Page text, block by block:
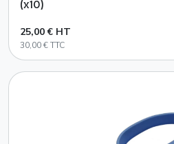
(x10)
25,00 € HT
30,00 € TTC